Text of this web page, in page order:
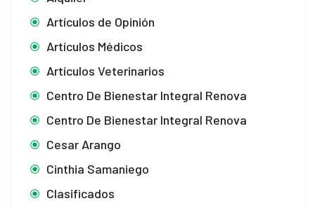
Artículos de Opinión
Artículos Médicos
Artículos Veterinarios
Centro De Bienestar Integral Renova
Centro De Bienestar Integral Renova
Cesar Arango
Cinthia Samaniego
Clasificados